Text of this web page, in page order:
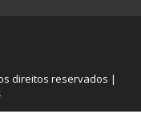
direitos reservados |